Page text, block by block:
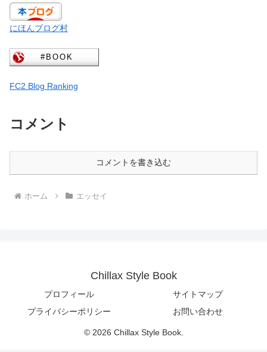
にほんブログ村
FC2 Blog Ranking
コメント
コメントを書き込む
ホーム エッセイ
Chillax Style Book
プロフィール
サイトマップ
プライバシーポリシー
お問い合わせ
© 2026 Chillax Style Book.